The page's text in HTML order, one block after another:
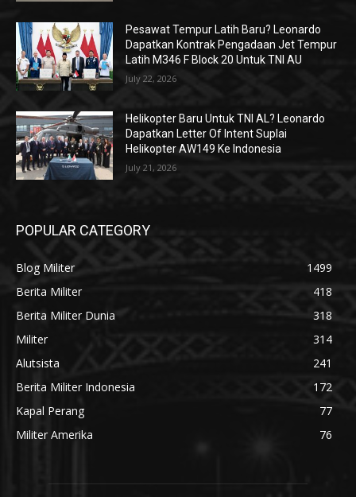
Pesawat Tempur Latih Baru? Leonardo
Dapatkan Kontrak Pengadaan Jet Tempur
Latih M346 F Block 20 Untuk TNI AU
July 22, 2026
Helikopter Baru Untuk TNI AL? Leonardo
Dapatkan Letter Of Intent Suplai
Helikopter AW149 Ke Indonesia
July 21, 2026
POPULAR CATEGORY
Blog Militer
1499
Berita Militer
418
Berita Militer Dunia
318
Militer
314
Alutsista
241
Berita Militer Indonesia
172
Kapal Perang
77
Militer Amerika
76